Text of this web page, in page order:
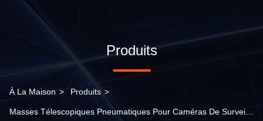
Produits
À La Maison > Produits >
Masses Télescopiques Pneumatiques Pour Caméras De